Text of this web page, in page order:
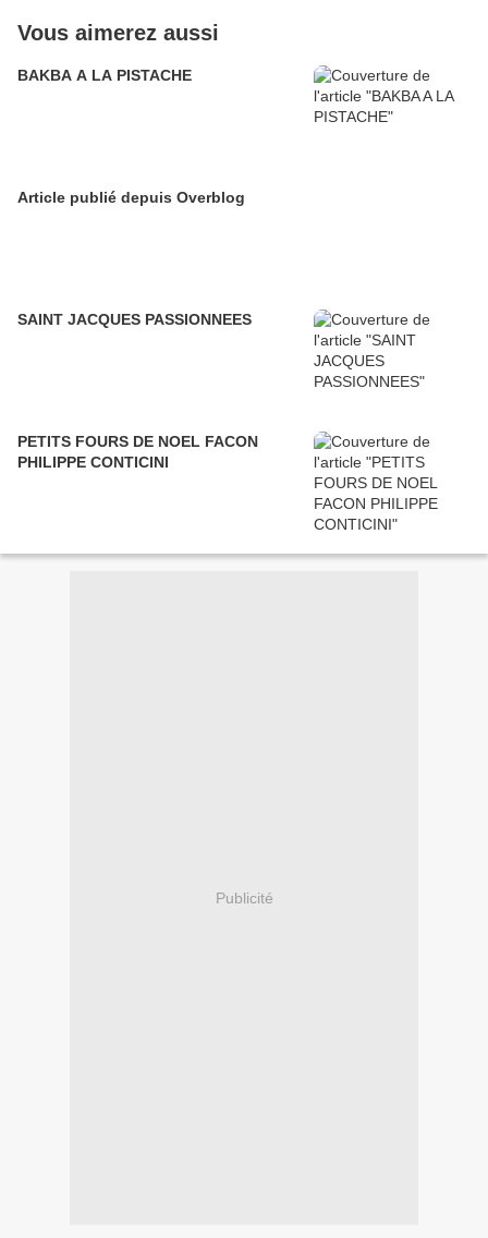
Vous aimerez aussi
BAKBA A LA PISTACHE
Article publié depuis Overblog
SAINT JACQUES PASSIONNEES
PETITS FOURS DE NOEL FACON
PHILIPPE CONTICINI
Publicité